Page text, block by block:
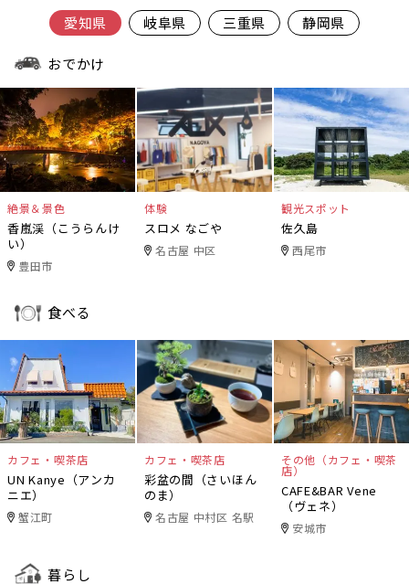
愛知県 岐阜県 三重県 静岡県
おでかけ
絶景＆景色
香嵐渓（こうらんけ
い）
豊田市
体験
スロメ なごや
名古屋 中区
観光スポット
佐久島
西尾市
食べる
カフェ・喫茶店
UN Kanye（アンカ
ニエ）
蟹江町
カフェ・喫茶店
彩盆の間（さいほん
のま）
名古屋 中村区 名駅
その他（カフェ・喫茶
店）
CAFE&BAR Vene
（ヴェネ）
安城市
暮らし